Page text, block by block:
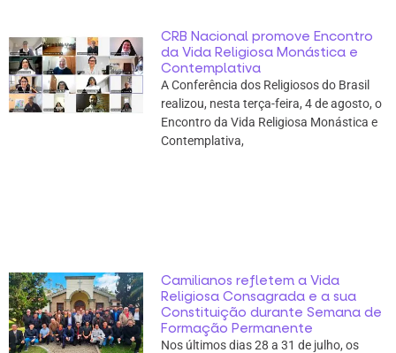
CRB Nacional promove Encontro
da Vida Religiosa Monástica e
Contemplativa
A Conferência dos Religiosos do Brasil
realizou, nesta terça-feira, 4 de agosto, o
Encontro da Vida Religiosa Monástica e
Contemplativa,
Camilianos refletem a Vida
Religiosa Consagrada e a sua
Constituição durante Semana de
Formação Permanente
Nos últimos dias 28 a 31 de julho, os